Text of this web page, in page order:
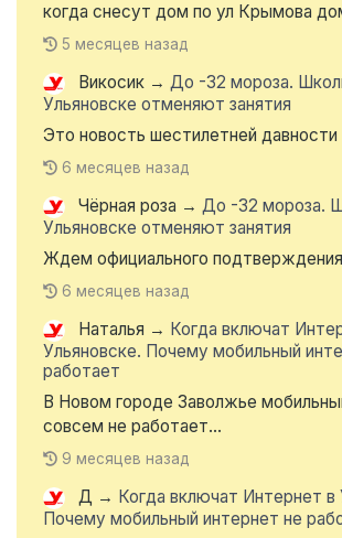
когда снесут дом по ул Крымова
5 месяцев назад
Викосик → До -32 мороза.
Ульяновске отменяют занятия
Это новость шестилетней давности
6 месяцев назад
Чёрная роза → До -32 мороза.
Ульяновске отменяют занятия
Ждем официального
6 месяцев назад
Наталья → Когда включат
Ульяновске. Почему мобильный
работает
В Новом городе Заволжье
совсем не работает...
9 месяцев назад
Д → Когда включат Интернет в
Почему мобильный интернет не